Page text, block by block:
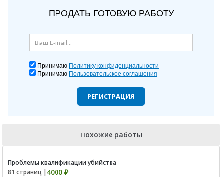
ПРОДАТЬ ГОТОВУЮ РАБОТУ
Принимаю Политику конфиденциальности
Принимаю Пользовательское соглашения
РЕГИСТРАЦИЯ
Похожие работы
Проблемы квалификации убийства
81 страниц | 4000 ₽